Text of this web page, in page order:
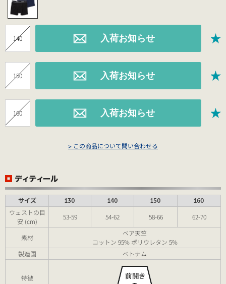
140
150
160
> この商品について問い合わせる
サイズ 130 140 150 160
ウェストの目
安 (cm)
53-59 54-62 58-66 62-70
素材
ベア天竺
コットン 95% ポリウレタン 5%
製造国
ベトナム
特徴